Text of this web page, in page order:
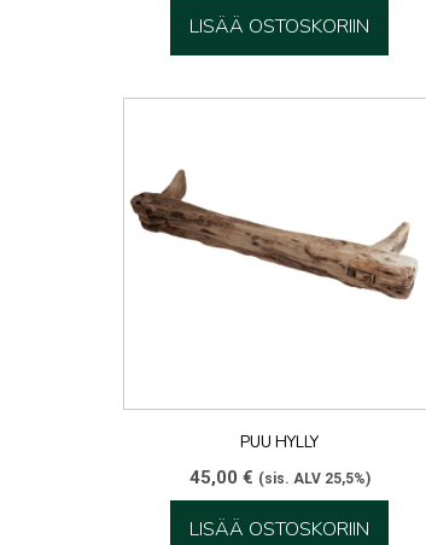
LISÄÄ OSTOSKORIIN
PUU HYLLY
45,00 € (sis. ALV 25,5%)
LISÄÄ OSTOSKORIIN